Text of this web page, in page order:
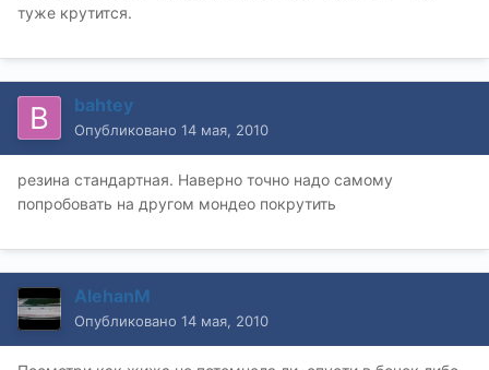
туже крутится.
bahtey
Опубликовано 14 мая, 2010
резина стандартная. Наверно точно надо самому
попробовать на другом мондео покрутить
AlehanM
Опубликовано 14 мая, 2010